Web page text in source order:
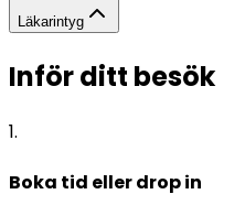
Läkarintyg
Inför ditt besök
1.
Boka tid eller drop in